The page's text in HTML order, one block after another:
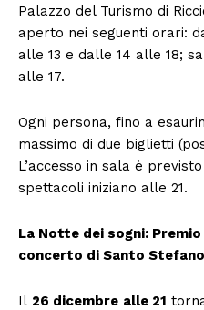
Palazzo del Turismo di
aperto nei seguenti orari:
alle 13 e dalle 14 alle 18;
alle 17.
Ogni persona, fino a
massimo di due biglietti
L’accesso in sala è
spettacoli iniziano alle 21.
La Notte dei sogni:
concerto di Santo Stefano
Il 26 dicembre alle 21